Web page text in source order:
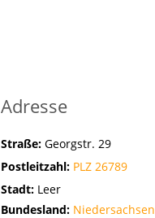
Adresse
Straße:Georgstr. 29
Postleitzahl: PLZ 26789
Stadt: Leer
Bundesland: Niedersachsen